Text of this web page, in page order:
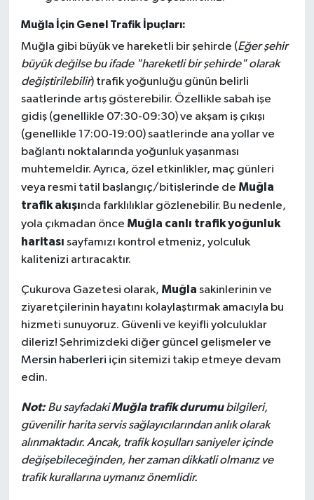
Muğla İçin Genel Trafik İpuçları:
Muğla gibi büyük ve hareketli bir şehirde (Eğer şehir
büyük değilse bu ifade "hareketli bir şehirde" olarak
değiştirilebilir) trafik yoğunluğu günün belirli
saatlerinde artış gösterebilir. Özellikle sabah işe
gidiş (genellikle 07:30-09:30) ve akşam iş çıkışı
(genellikle 17:00-19:00) saatlerinde ana yollar ve
bağlantı noktalarında yoğunluk yaşanması
muhtemeldir. Ayrıca, özel etkinlikler, maç günleri
veya resmi tatil başlangıç/bitişlerinde de Muğla
trafik akışında farklılıklar gözlenebilir. Bu nedenle,
yola çıkmadan önce Muğla canlı trafik yoğunluk
haritası sayfamızı kontrol etmeniz, yolculuk
kalitenizi artıracaktır.
Çukurova Gazetesi olarak, Muğla sakinlerinin ve
ziyaretçilerinin hayatını kolaylaştırmak amacıyla bu
hizmeti sunuyoruz. Güvenli ve keyifli yolculuklar
dileriz! Şehrimizdeki diğer güncel gelişmeler ve
Mersin haberleri için sitemizi takip etmeye devam
edin.
Not:Bu sayfadakiMuğla trafik durumubilgileri,
güvenilir harita servis sağlayıcılarından anlık olarak
alınmaktadır. Ancak, trafik koşulları saniyeler içinde
değişebileceğinden, her zaman dikkatli olmanız ve
trafik kurallarına uymanız önemlidir.